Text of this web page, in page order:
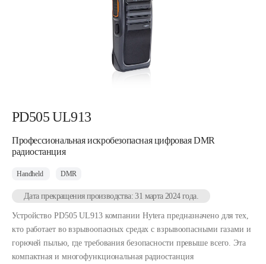
PD505 UL913
Профессиональная искробезопасная цифровая DMR
радиостанция
Handheld DMR
Дата прекращения производства: 31 марта 2024 года.
Устройство PD505 UL913 компании Hytera предназначено для тех,
кто работает во взрывоопасных средах с взрывоопасными газами и
горючей пылью, где требования безопасности превыше всего. Эта
компактная и многофункциональная радиостанция